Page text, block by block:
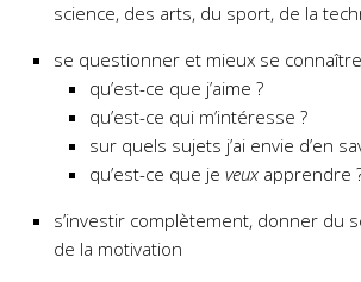
science, des arts, du sport, de la
se questionner et mieux se
qu’est-ce que j’aime ?
qu’est-ce qui m’intéresse ?
sur quels sujets j’ai envie d’en
qu’est-ce que je veux apprendre
s’investir complètement, donner du
de la motivation